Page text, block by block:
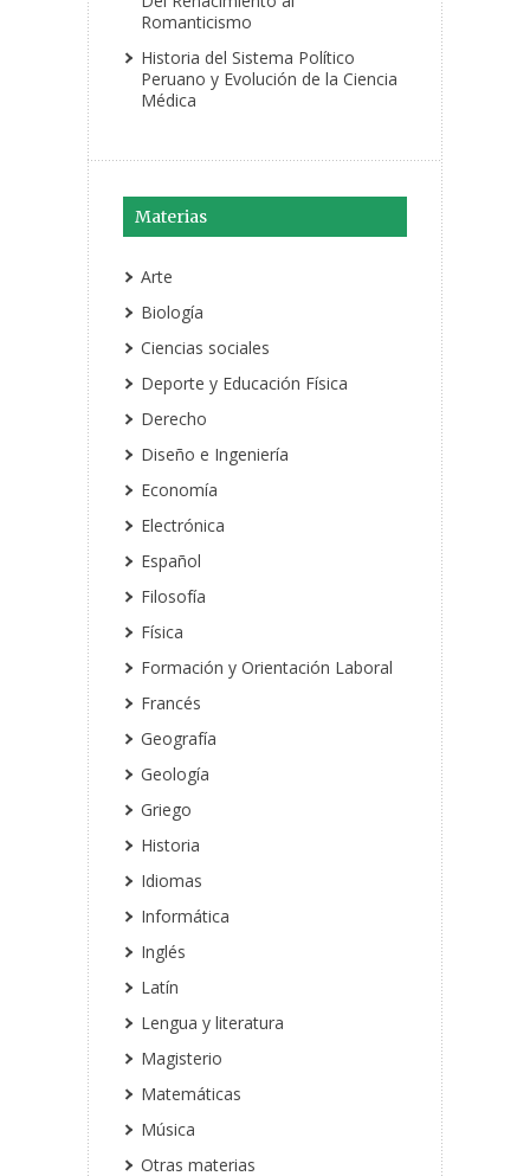
Romanticismo
Historia del Sistema Político
Peruano y Evolución de la Ciencia
Médica
Materias
Arte
Biología
Ciencias sociales
Deporte y Educación Física
Derecho
Diseño e Ingeniería
Economía
Electrónica
Español
Filosofía
Física
Formación y Orientación Laboral
Francés
Geografía
Geología
Griego
Historia
Idiomas
Informática
Inglés
Latín
Lengua y literatura
Magisterio
Matemáticas
Música
Otras materias